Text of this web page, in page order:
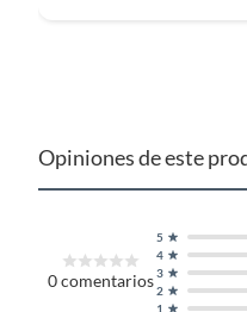
Largo
Opiniones de este
0comentarios
1
2
3
4
5